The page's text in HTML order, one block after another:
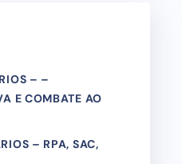
– –
E COMBATE AO
– RPA, SAC,